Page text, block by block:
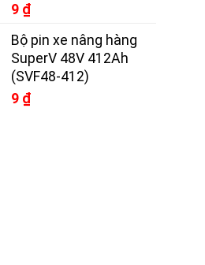
9 ₫
Bộ pin xe nâng hàng
SuperV 48V 412Ah
(SVF48-412)
9 ₫